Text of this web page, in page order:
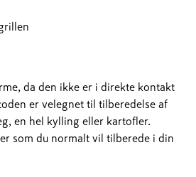
da den ikke er i direkte kontakt
er velegnet til tilberedelse af
en hel kylling eller kartofler.
som du normalt vil tilberede i din